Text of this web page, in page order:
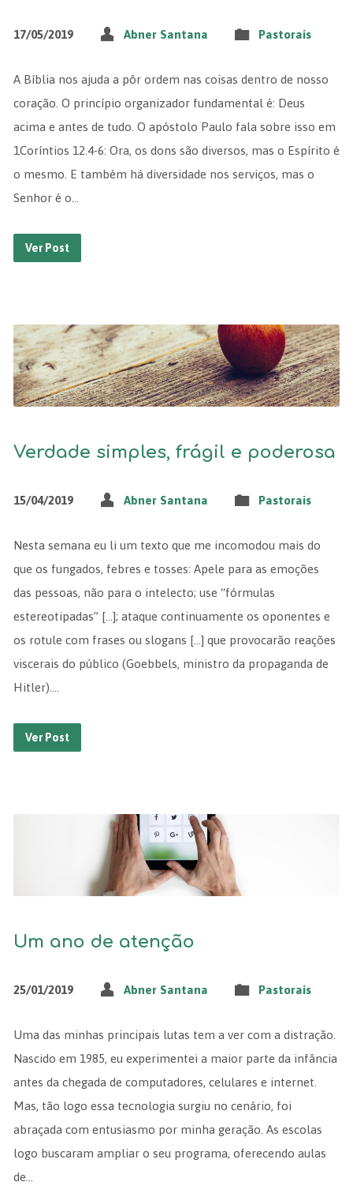
17/05/2019 Abner Santana Pastorais
A Bíblia nos ajuda a pôr ordem nas coisas dentro de nosso
coração. O princípio organizador fundamental é: Deus
acima e antes de tudo. O apóstolo Paulo fala sobre isso em
1Coríntios 12.4-6: Ora, os dons são diversos, mas o Espírito é
o mesmo. E também há diversidade nos serviços, mas o
Senhor é o…
Ver Post
Verdade simples, frágil e poderosa
15/04/2019 Abner Santana Pastorais
Nesta semana eu li um texto que me incomodou mais do
que os fungados, febres e tosses: Apele para as emoções
das pessoas, não para o intelecto; use “fórmulas
estereotipadas” […]; ataque continuamente os oponentes e
os rotule com frases ou slogans […] que provocarão reações
viscerais do público (Goebbels, ministro da propaganda de
Hitler).…
Ver Post
Um ano de atenção
25/01/2019 Abner Santana Pastorais
Uma das minhas principais lutas tem a ver com a distração.
Nascido em 1985, eu experimentei a maior parte da infância
antes da chegada de computadores, celulares e internet.
Mas, tão logo essa tecnologia surgiu no cenário, foi
abraçada com entusiasmo por minha geração. As escolas
logo buscaram ampliar o seu programa, oferecendo aulas
de…